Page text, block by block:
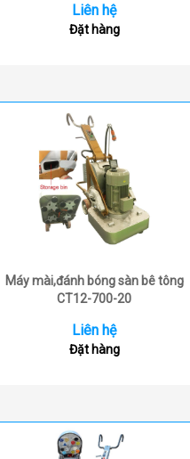
Liên hệ
Đặt hàng
Máy mài,đánh bóng sàn bê tông
CT12-700-20
Liên hệ
Đặt hàng